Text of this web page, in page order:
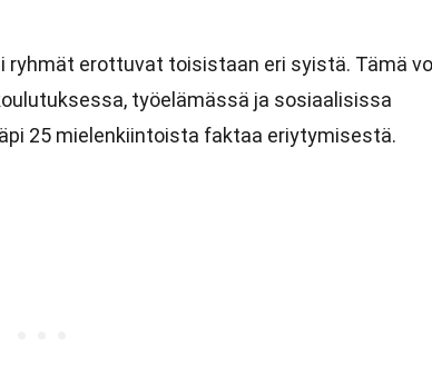
ryhmät erottuvat toisistaan eri syistä. Tämä
työelämässä ja sosiaalisissa
25 mielenkiintoista faktaa eriytymisestä.